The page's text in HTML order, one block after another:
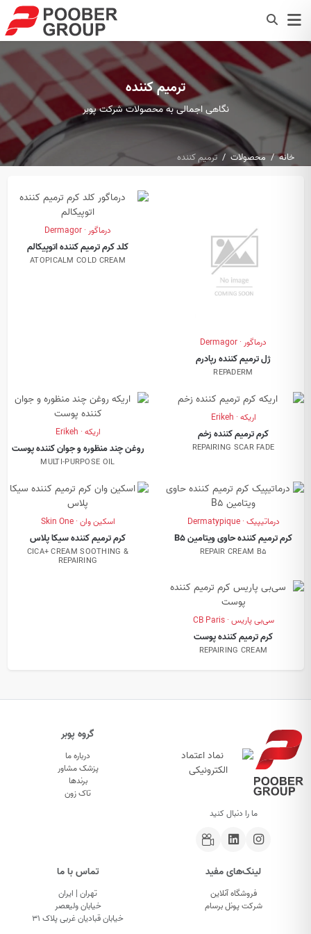
ترمیم کننده
نگاهی اجمالی به محصولات شرکت پوبر
خانه محصولات ترمیم کننده
درماگور · Dermagor
ژل ترمیم کننده رپادرم
REPADERM
درماگور · Dermagor
کلد کرم ترمیم کننده اتوپیکالم
ATOPICALM COLD CREAM
اریکه · Erikeh
کرم ترمیم کننده زخم
REPAIRING SCAR FADE
اریکه · Erikeh
روغن چند منظوره و جوان کننده پوست
MULTI-PURPOSE OIL
درماتیپیک · Dermatypique
کرم ترمیم کننده حاوی ویتامین B5
REPAIR CREAM B5
اسکین وان · Skin One
کرم ترمیم کننده سیکا پلاس
CICA+ CREAM SOOTHING &
REPAIRING
سی‌بی پاریس · CB Paris
کرم ترمیم کننده پوست
REPAIRING CREAM
ما را دنبال کنید
گروه پوبر
درباره ما
پزشک مشاور
برندها
تاک زون
لینک‌های مفید
فروشگاه آنلاین
شرکت پونل برسام
تماس با ما
تهران | ایران
خیابان ولیعصر
خیابان قبادیان غربی پلاک ۳۱